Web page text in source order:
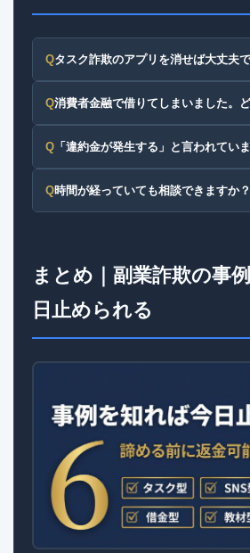
Qタスク詐欺のアプリを消せば大丈夫
Q消費者金融で借りてしまいました。
Q 「違約金が発生する」と言われてい
Q時間が経っていても相談できますか？
まとめ｜副業詐欺の事
日止められる